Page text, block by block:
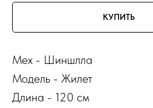
КУПИТЬ
Мех - Шиншлла
Модель - Жилет
Длина - 120 см